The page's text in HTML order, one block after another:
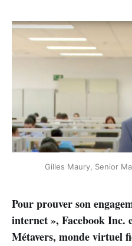
Gilles Maury, Senior
Pour prouver son
internet », Facebook Inc.
Métavers, monde virtuel